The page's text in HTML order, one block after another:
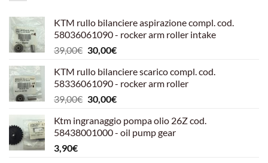
KTM rullo bilanciere aspirazione compl. cod.
58036061090 - rocker arm roller intake
39,00€ Il
originale
era:
39,00€.
30,00€Il
attuale
è:
30,00€.
KTM rullo bilanciere scarico compl. cod.
58336061090 - rocker arm roller
39,00€ Il
originale
era:
30,00€Il
attuale
è:
Ktm ingranaggio pompa olio 26Z cod.
58438001000 - oil pump gear
3,90€